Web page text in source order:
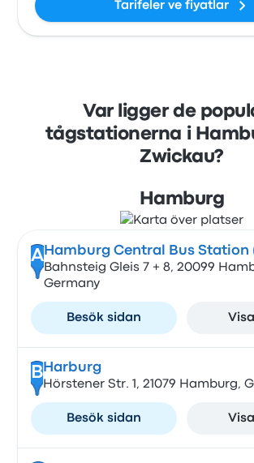
Tarifeler ve fiyatlar
Var ligger de
tågstationerna i
Zwickau?
Hamburg
A Hamburg Central Bus Station
Bahnsteig Gleis 7 + 8, 20099
Germany
Besök sidan
B Harburg
Hörstener Str. 1, 21079 Hamburg,
Besök sidan